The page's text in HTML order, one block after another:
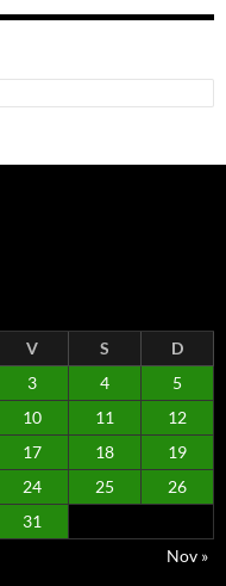
V S
D
3 4
5
10 11
12
17 18
19
24 25
26
31
Nov »